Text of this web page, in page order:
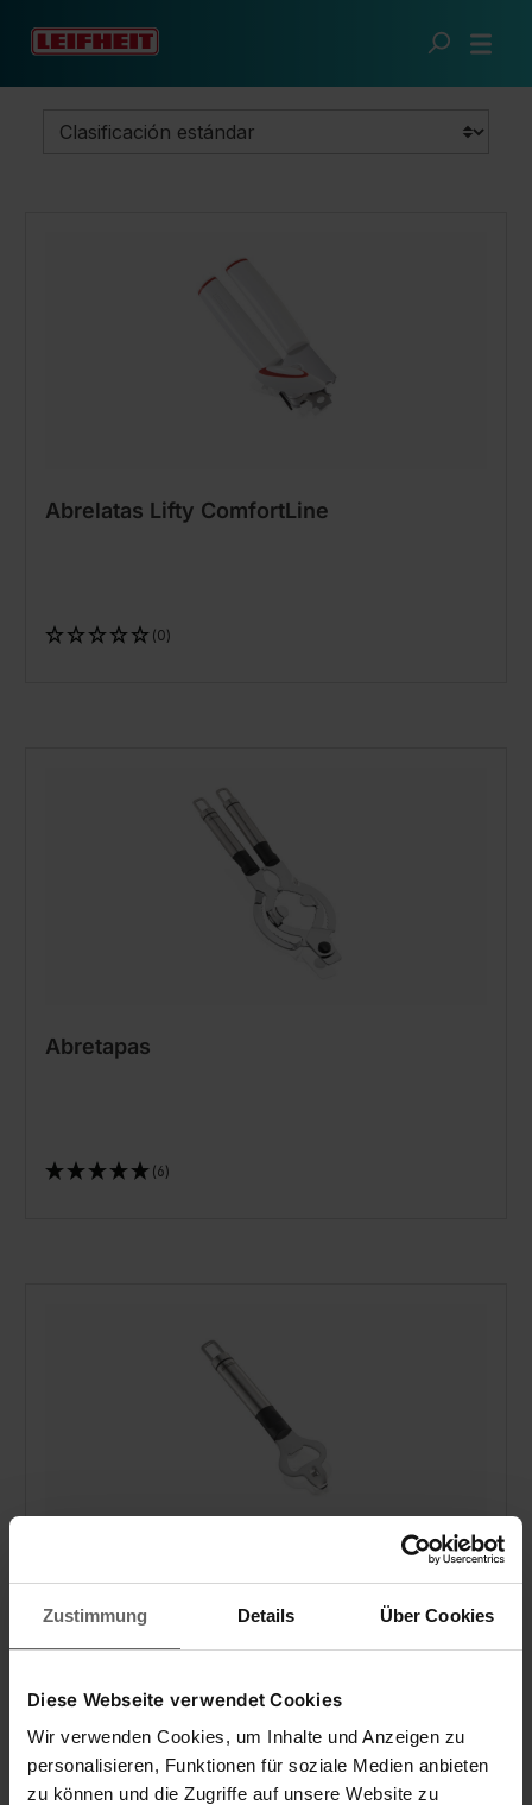
Zustimmung Details Über Cookies
Diese Webseite verwendet Cookies
Wir verwenden Cookies, um Inhalte und Anzeigen zu
personalisieren, Funktionen für soziale Medien anbieten
zu können und die Zugriffe auf unsere Website zu
Saltar al contenido principal
Abrelatas Lifty ComfortLine
(0)
Abretapas
(6)
Abrebotellas de acero fi no
(0)